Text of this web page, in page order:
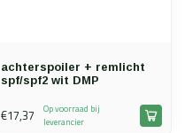
achterspoiler + remlicht
spf/spf2 wit DMP
€17,37
Op voorraad bij
leverancier